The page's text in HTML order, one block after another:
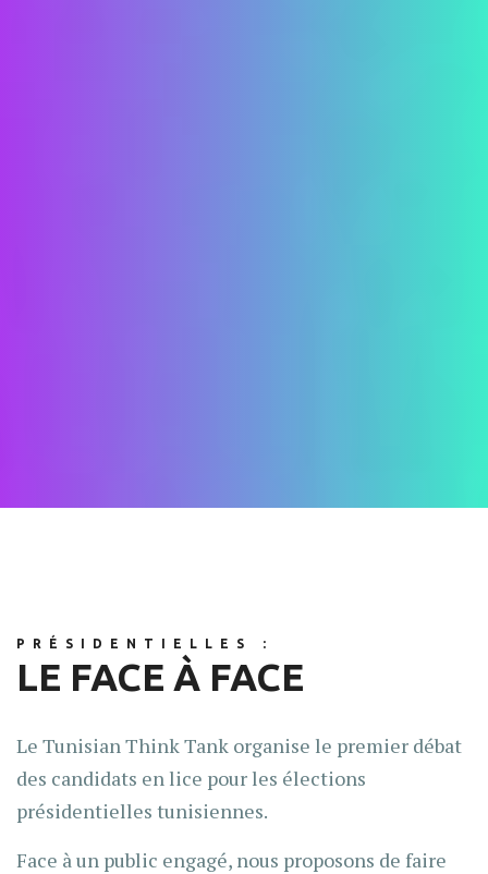
PRÉSIDENTIELLES :
LE FACE À FACE
Le Tunisian Think Tank organise le premier débat
des candidats en lice pour les élections
présidentielles tunisiennes.
Face à un public engagé, nous proposons de faire